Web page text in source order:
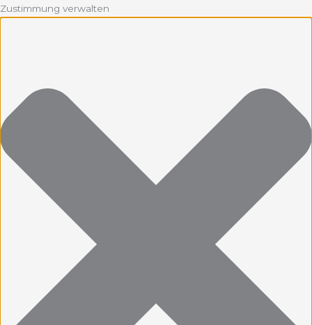
Zustimmung verwalten